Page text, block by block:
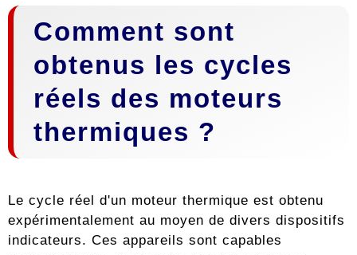
Comment sont
obtenus les cycles
réels des moteurs
thermiques ?
Le cycle réel d'un moteur thermique est obtenu
expérimentalement au moyen de divers dispositifs
indicateurs. Ces appareils sont capables